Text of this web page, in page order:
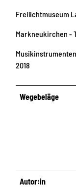
Freilichtmuseum
Markneukirchen -
2018
Wegebeläge
Autor:in